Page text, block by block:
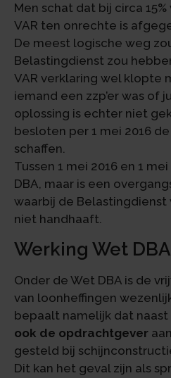
Men schat dat bij circa
VAR ten onrechte is
De meest logische weg
Belastingdienst zou
VAR verklaring wel klopte
iemand een zzp’er was of
oplossing is echter niet
besloten per 1 mei 2016
schaffen.
Tussen 1 mei 2016 en 1
DBA, maar is een
waarbij de
niet handhaaft.
Werking Wet DBA
Onder de Wet DBA is de
van loonheffingen
bepaalt namelijk dat
ook de opdrachtgever
gesteld bij
Dit kan het geval zijn als